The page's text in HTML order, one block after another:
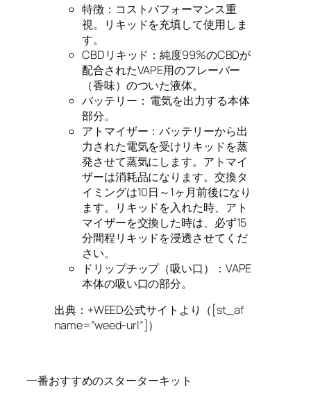
特徴：コストパフォーマンス重
視。リキッドを充填して使用しま
す。
CBDリキッド ：純度99%のCBDが
配合されたVAPE用のフレーバー
（香味）のついた液体。
バッテリー ： 電気を出力する本体
部分。
アトマイザー ：バッテリーから出
力された電気を受けリキッドを蒸
発させて蒸気にします。アトマイ
ザーは消耗品になります。交換タ
イミングは10日～1ヶ月前後になり
ます。リキッドを入れた時、アト
マイザーを交換した時は、必ず15
分間程リキッドを浸透させてくだ
さい。
ドリップチップ（吸い口）
：VAPE
本体の吸い口の部分。
出典：+WEED公式サイトより（[st_af
name=”weed-url”]）
一番おすすめのスターターキット